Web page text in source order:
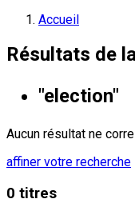
Accueil
Résultats de
"election"
Aucun résultat ne
affiner votre recherche
0 titres